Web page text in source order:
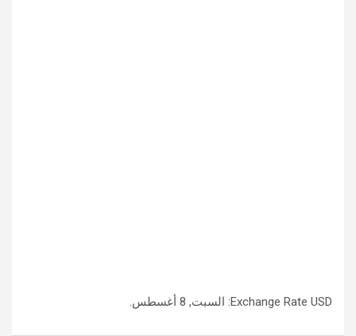
Exchange Rate USD : السبت, 8 أغسطس.